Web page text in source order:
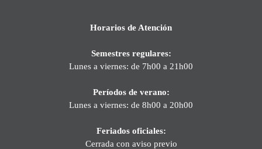
Horarios de Atención
Semestres regulares:
Lunes a viernes: de 7h00 a 21h00
Períodos de verano:
Lunes a viernes: de 8h00 a 20h00
Feriados oficiales:
Cerrada con aviso previo